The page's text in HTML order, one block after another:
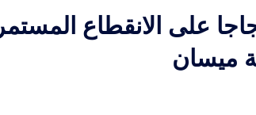
على الانقطاع المستمر
ميسان